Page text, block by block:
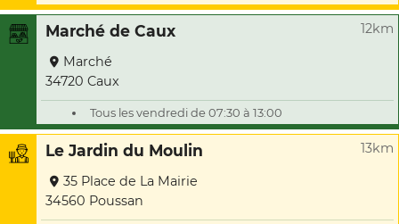
Marché de Caux 12km
Marché
34720 Caux
Tous les vendredi de 07:30 à 13:00
Le Jardin du Moulin 13km
35 Place de La Mairie
34560 Poussan